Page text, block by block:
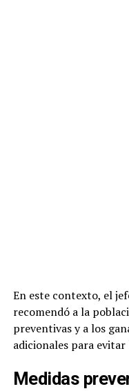
En este contexto, el
recomendó a la
preventivas y a los
adicionales para
Medidas